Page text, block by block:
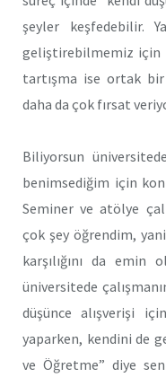
şeyler keşfedebilir.
geliştirebilmemiz için
tartışma ise ortak bir
daha da çok fırsat
Biliyorsun
benimsediğim için
Seminer ve atölye
çok şey öğrendim,
karşılığını da emin
üniversitede
düşünce alışverişi
yaparken, kendini de
ve Öğretme” diye